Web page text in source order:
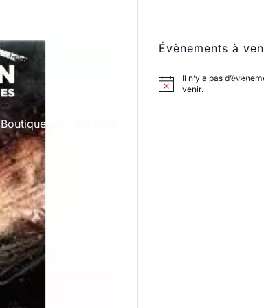
Boutique
Évènements à
Il n’y a pas
venir.